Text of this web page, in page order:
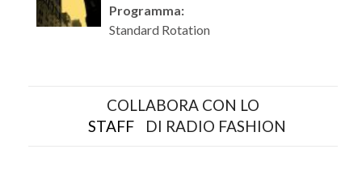
Programma:
Standard Rotation
COLLABORA CON LO
STAFF
DI RADIO FASHION